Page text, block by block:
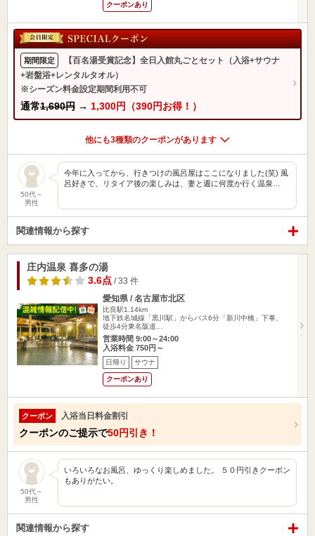
クーポンあり
期間限定
【百名湯受賞記念】全日入館丸ごとセット（入浴+サウナ
+岩盤浴+レンタルタオル）
※シーズン料金設定期間利用不可
通常1,690円 → 1,300円（390円お得！）
他にも3種類のクーポンがあります
50代～
男性
今年に入ってから、行きつけの風呂屋はここになりました(笑) 風
呂好きで、リタイア後の楽しみは、妻と週に何度か行く温泉…
関連情報から探す
庄内温泉 喜多の湯
3.6点 / 33 件
愛知県 / 名古屋市北区
比良駅1.14km
地下鉄名城線「黒川駅」からバス6分「新川中橋」下車、
徒歩4分東名阪道…
営業時間 9:00～24:00
入浴料金 750円～
日帰り サウナ
クーポンあり
クーポン 入浴当日料金割引
クーポンのご提示で50円引き！
50代～
男性
いろいろなお風呂、ゆっくり楽しめました。 ５０円引きクーポン
もありがたい。
関連情報から探す